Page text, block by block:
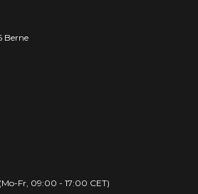
Berne
Fr, 09:00 - 17:00 CET)